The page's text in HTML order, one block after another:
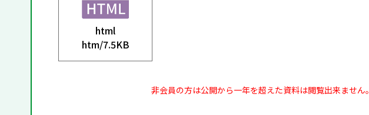
html
htm/7.5KB
非会員の方は公開から一年を超えた資料は閲覧出来ません。